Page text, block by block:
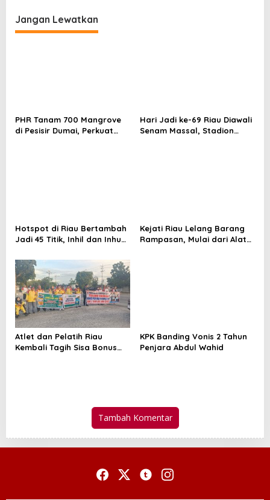
Jangan Lewatkan
PHR Tanam 700 Mangrove
di Pesisir Dumai, Perkuat
Hari Jadi ke-69 Riau Diawali
Senam Massal, Stadion
Hotspot di Riau Bertambah
Jadi 45 Titik, Inhil dan Inhu
Kejati Riau Lelang Barang
Rampasan, Mulai dari Alat
Atlet dan Pelatih Riau
Kembali Tagih Sisa Bonus
KPK Banding Vonis 2 Tahun
Penjara Abdul Wahid
Tambah Komentar